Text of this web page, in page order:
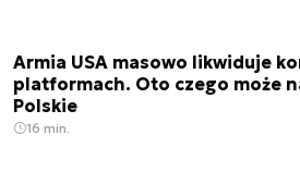
Armia USA masowo likwiduje
platformach. Oto czego może
Polskie
16 min.